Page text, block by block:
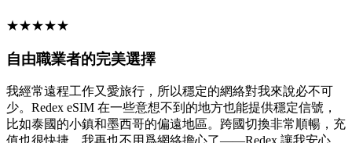
★★★★★
自由職業者的完美選擇
我經常遠程工作又愛旅行，所以穩定的網絡對我來說必不可
少。Redex eSIM 在一些意想不到的地方也能提供穩定信號，
比如泰國的小鎮和墨西哥的偏遠地區。跨國切換非常順暢，充